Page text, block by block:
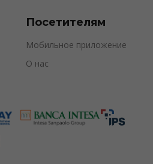
Посетителям
Мобильное приложение
О нас